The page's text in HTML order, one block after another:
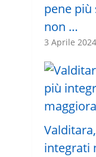
pene più
non …
3 Aprile 2024
integrati